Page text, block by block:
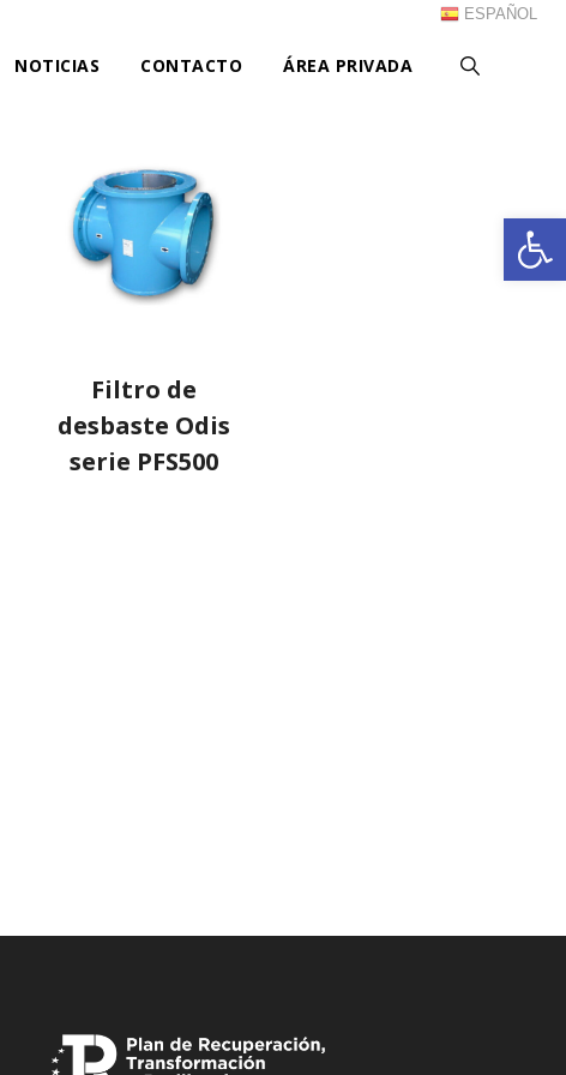
NOTICIAS CONTACTO ÁREA PRIVADA
ESPAÑOL
Filtro de
desbaste Odis
serie PFS500